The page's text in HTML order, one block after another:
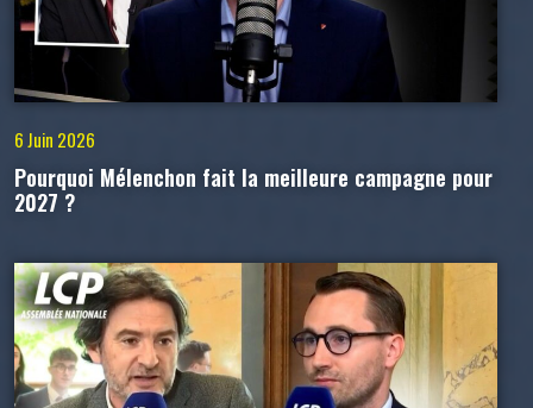
6 Juin 2026
Pourquoi Mélenchon fait la meilleure campagne pour
2027 ?